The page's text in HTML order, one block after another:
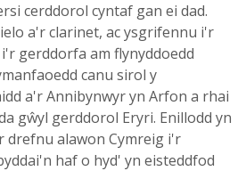
cerddorol cyntaf gan ei dad.
a'r clarinet, ac ysgrifennu i'r
gerddorfa am flynyddoedd
canu sirol y
a'r Annibynwyr yn Arfon a rhai
gŵyl gerddorol Eryri. Enillodd yn
drefnu alawon Cymreig i'r
haf o hyd' yn eisteddfod